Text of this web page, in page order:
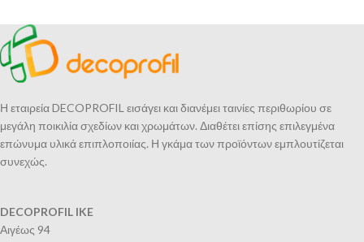
Η εταιρεία DECOPROFIL εισάγει και διανέμει ταινίες περιθωρίου σε
μεγάλη ποικιλία σχεδίων και χρωμάτων. Διαθέτει επίσης επιλεγμένα
επώνυμα υλικά επιπλοποιίας. Η γκάμα των προϊόντων εμπλουτίζεται
συνεχώς.
DECOPROFIL IKE
Αιγέως 94